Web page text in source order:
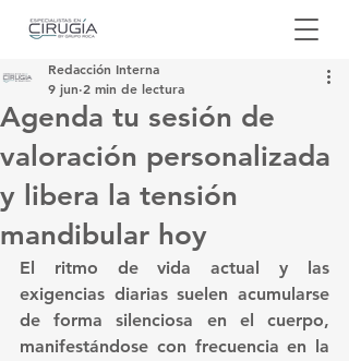
Agenda tu sesión de
valoración personalizada
y libera la tensión
mandibular hoy
Redacción Interna
9 jun 2 min de lectura
El ritmo de vida actual y las
exigencias diarias suelen acumularse
de forma silenciosa en el cuerpo,
manifestándose con frecuencia en la